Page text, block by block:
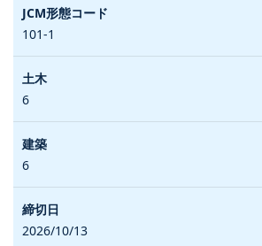
101-1
6
6
2026/10/13